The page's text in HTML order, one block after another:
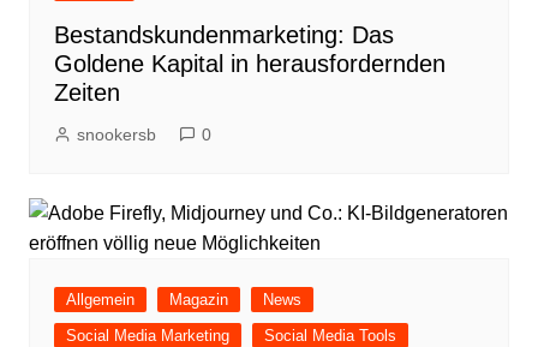
Bestandskundenmarketing: Das
Goldene Kapital in herausfordernden
Zeiten
snookersb 0
Allgemein Magazin
News
Social Media Marketing
Social Media Tools